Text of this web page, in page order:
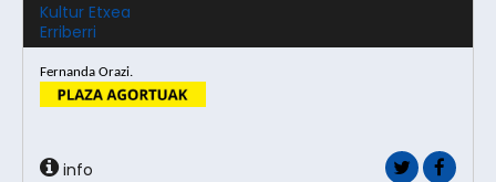
Kultur Etxea
Erriberri
Fernanda Orazi.
info